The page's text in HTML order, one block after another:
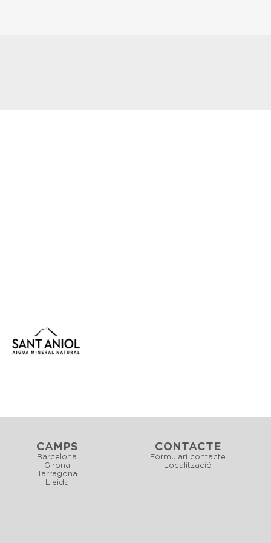
CAMPS
Barcelona
Girona
Tarragona
Lleida
CONTACTE
Formulari contacte
Localització